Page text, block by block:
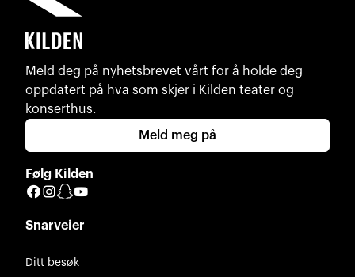
Meld deg på nyhetsbrevet vårt for å holde deg
oppdatert på hva som skjer i Kilden teater og
konserthus.
Meld meg på
Følg Kilden
Facebook
Instagram
Snapchat
Snarveier
Ditt besøk